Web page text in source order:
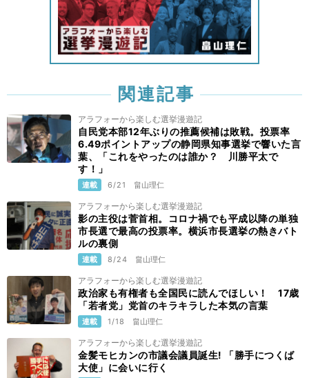
関連記事
アラフォーから楽しむ選挙漫遊記
自民党本部12年ぶりの推薦候補は敗戦。投票率
6.49ポイントアップの静岡県知事選挙で響いた言
葉、「これをやったのは誰か？ 川勝平太で
す！」
連載 6/21 畠山理仁
アラフォーから楽しむ選挙漫遊記
影の主役は菅首相。コロナ禍でも平成以降の単独
市長選で最高の投票率。横浜市長選挙の熱きバト
ルの裏側
連載 8/24 畠山理仁
アラフォーから楽しむ選挙漫遊記
政治家も有権者も全国民に読んでほしい！ 17歳
「若者党」党首のキラキラした本気の言葉
連載 1/18 畠山理仁
アラフォーから楽しむ選挙漫遊記
金髪モヒカンの市議会議員誕生! 「勝手につくば
大使」に会いに行く